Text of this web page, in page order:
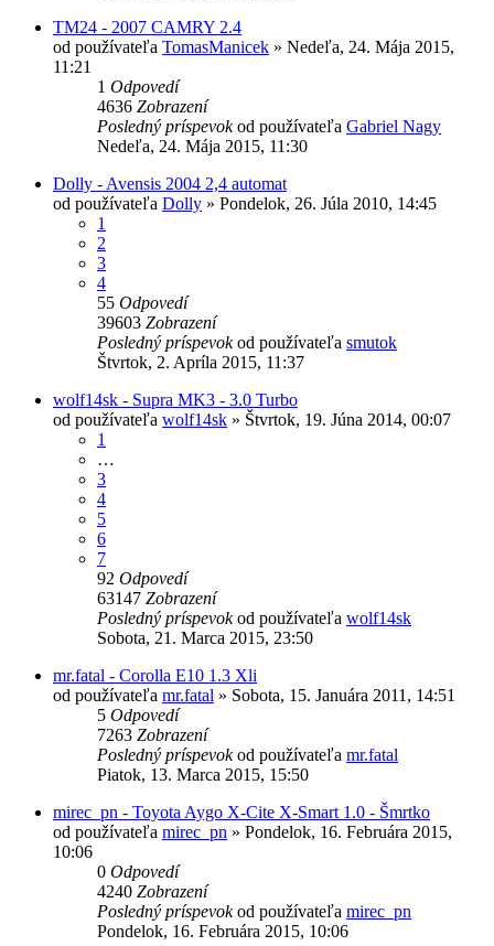
TM24 - 2007 CAMRY 2.4
od používateľa TomasManicek » Nedeľa, 24. Mája 2015,
11:21
1 Odpovedí
4636 Zobrazení
Posledný príspevokod používateľa Gabriel Nagy
Nedeľa, 24. Mája 2015, 11:30
Dolly - Avensis 2004 2,4 automat
od používateľa Dolly » Pondelok, 26. Júla 2010, 14:45
1
2
3
4
55 Odpovedí
39603 Zobrazení
Posledný príspevokod používateľa smutok
Štvrtok, 2. Apríla 2015, 11:37
wolf14sk - Supra MK3 - 3.0 Turbo
od používateľa wolf14sk » Štvrtok, 19. Júna 2014, 00:07
1
…
3
4
5
6
7
92 Odpovedí
63147 Zobrazení
Posledný príspevokod používateľa wolf14sk
Sobota, 21. Marca 2015, 23:50
mr.fatal - Corolla E10 1.3 Xli
od používateľa mr.fatal » Sobota, 15. Januára 2011, 14:51
5 Odpovedí
7263 Zobrazení
Posledný príspevokod používateľa mr.fatal
Piatok, 13. Marca 2015, 15:50
mirec_pn - Toyota Aygo X-Cite X-Smart 1.0 - Šmrtko
od používateľa mirec_pn » Pondelok, 16. Februára 2015,
10:06
0 Odpovedí
4240 Zobrazení
Posledný príspevokod používateľa mirec_pn
Pondelok, 16. Februára 2015, 10:06